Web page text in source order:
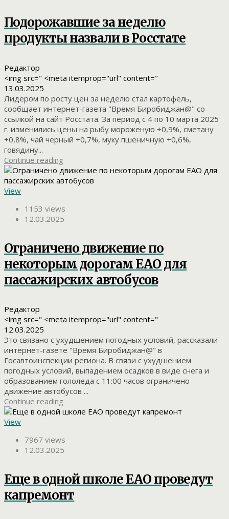
Подорожавшие за неделю
продукты назвали в Росстате
Редактор
<img src=" <meta itemprop="url" content="
13.03.2025
Лидером по росту цен за неделю стал картофель,
сообщает интернет-газета "Время Биробиджан@" со
ссылкой на сайт Росстата. За период с 4 по 10 марта 2025
г. изменились цены на рыбу мороженую +0,9%, сметану
+0,8%, чай черный +0,7%, муку пшеничную +0,6%,
говядину...
Continue reading
View
1153 views
12.03.2025
Ограничено движение по
некоторым дорогам ЕАО для
пассажирских автобусов
Редактор
<img src=" <meta itemprop="url" content="
12.03.2025
Это связано с ухудшением погодных условий, рассказали
интернет-газете "Время Биробиджан@" в
Госавтоинспекции региона. В связи с ухудшением
погодных условий, выпадением осадков в виде снега и
образованием гололеда с 11:00 часов ограничено
движение автобусов ...
Continue reading
View
7967 views
12.03.2025
Еще в одной школе ЕАО проведут
капремонт